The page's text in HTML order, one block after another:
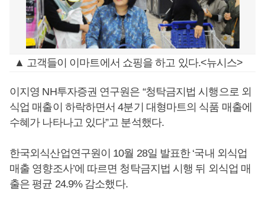
▲ 고객들이 이마트에서 쇼핑을 하고 있다.<뉴시스>
이지영 NH투자증권 연구원은 “청탁금지법 시행으로 외
식업 매출이 하락하면서 4분기 대형마트의 식품 매출에
수혜가 나타나고 있다”고 분석했다.
한국외식산업연구원이 10월 28일 발표한 ‘국내 외식업
매출 영향조사’에 따르면 청탁금지법 시행 뒤 외식업 매
출은 평균 24.9% 감소했다.